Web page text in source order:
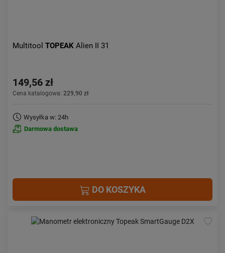
Multitool TOPEAK Alien II 31
149,56 zł
Cena katalogowa: 229,90 zł
Wysyłka w: 24h
Darmowa dostawa
DO KOSZYKA